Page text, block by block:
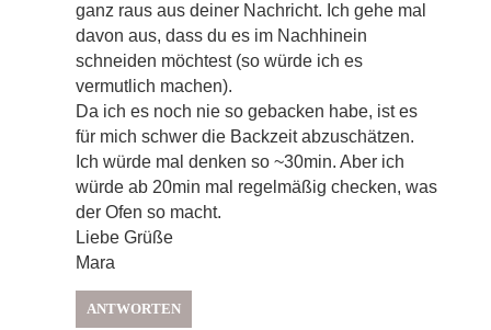
ganz raus aus deiner Nachricht. Ich gehe mal
davon aus, dass du es im Nachhinein
schneiden möchtest (so würde ich es
vermutlich machen).
Da ich es noch nie so gebacken habe, ist es
für mich schwer die Backzeit abzuschätzen.
Ich würde mal denken so ~30min. Aber ich
würde ab 20min mal regelmäßig checken, was
der Ofen so macht.
Liebe Grüße
Mara
ANTWORTEN